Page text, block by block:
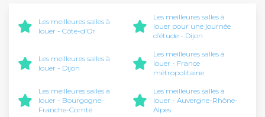
Les meilleures salles à
louer - Côte-d'Or
Les meilleures salles à
louer pour une journée
d’étude - Dijon
Les meilleures salles à
louer - Dijon
Les meilleures salles à
louer - France
métropolitaine
Les meilleures salles à
louer - Bourgogne-
Franche-Comté
Les meilleures salles à
louer - Auvergne-Rhône-
Alpes